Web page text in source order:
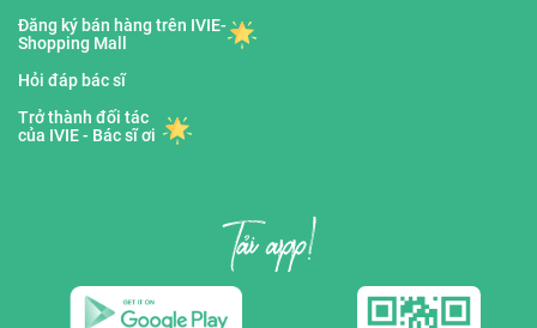
Đăng ký bán hàng trên IVIE-
Shopping Mall
Hỏi đáp bác sĩ
Trở thành đối tác
của IVIE - Bác sĩ ơi